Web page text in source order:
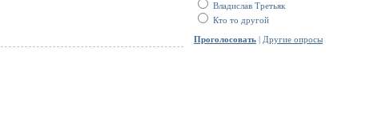
Владислав Третьяк
Кто то другой
Проголосовать | Другие опросы